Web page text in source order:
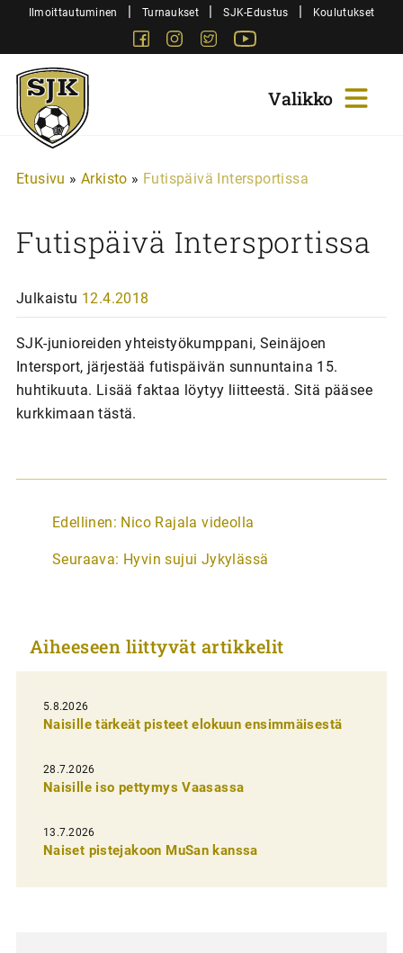
SiirryIlmoittautuminen | Turnaukset | SJK-Edustus | Koulutukset
FacebookInstagram
Twitter
Sjk-
Juniorit
Etusivu » Arkisto » Futispäivä Intersportissa
Futispäivä Intersportissa
Julkaistu 12.4.2018
SJK-junioreiden yhteistyökumppani, Seinäjoen
Intersport, järjestää futispäivän sunnuntaina 15.
huhtikuuta. Lisää faktaa löytyy liitteestä. Sitä pääsee
kurkkimaan tästä.
A
t
k
e
l
i
e
n
e
Edellinen: Nico Rajala videolla
Seuraava: Hyvin sujui Jykylässä
Aiheeseen liittyvät artikkelit
5.8.2026
Naisille tärkeät pisteet elokuun ensimmäisestä
28.7.2026
Naisille iso pettymys Vaasassa
13.7.2026
Naiset pistejakoon MuSan kanssa